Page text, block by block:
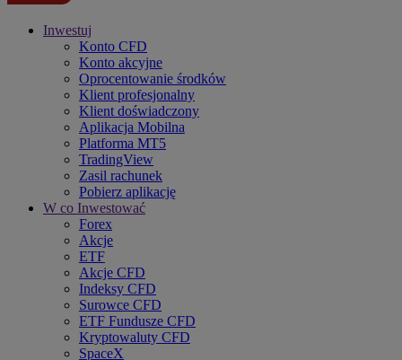
Inwestuj
Konto CFD
Konto akcyjne
Oprocentowanie środków
Klient profesjonalny
Klient doświadczony
Aplikacja Mobilna
Platforma MT5
TradingView
Zasil rachunek
Pobierz aplikację
W co Inwestować
Forex
Akcje
ETF
Akcje CFD
Indeksy CFD
Surowce CFD
ETF Fundusze CFD
Kryptowaluty CFD
SpaceX